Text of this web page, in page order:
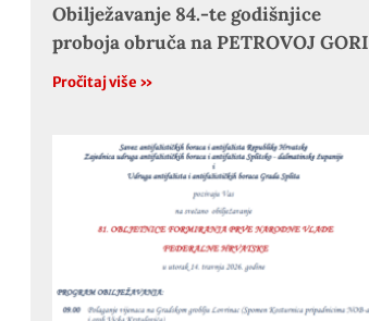
Obilježavanje 84.-te godišnjice
proboja obruča na PETROVOJ GORI
Pročitaj više »